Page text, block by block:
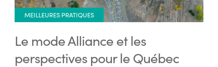
MEILLEURES PRATIQUES
Le mode Alliance et les
perspectives pour le Québec